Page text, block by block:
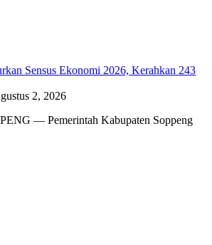
Sensus Ekonomi 2026, Kerahkan 243
2, 2026
— Pemerintah Kabupaten Soppeng